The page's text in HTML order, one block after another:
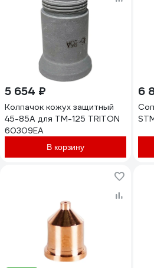
5 654 ₽
Колпачок кожух защитный
45-85А для TM-125 TRITON
60309EA
В корзину
6